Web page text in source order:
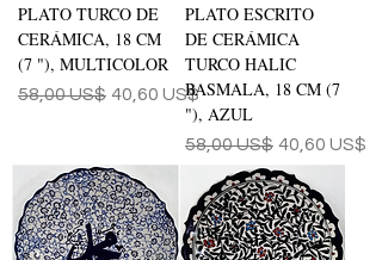
PLATO TURCO DE
CERÁMICA, 18 CM
(7 "), MULTICOLOR
Precio
58,00 US$ Precio de oferta
40,60 US$
PLATO ESCRITO
DE CERÁMICA
TURCO HALIC
BASMALA, 18 CM (7
"), AZUL
Precio
58,00 US$ Precio de
40,60 US$